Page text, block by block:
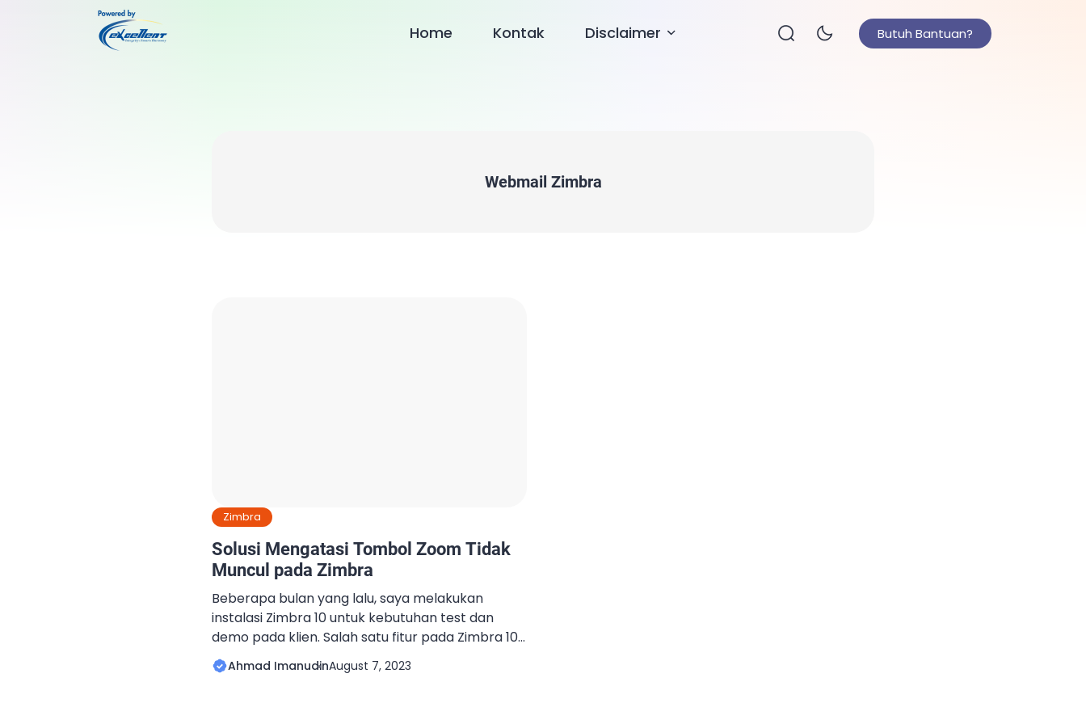
Home Kontak Disclaimer Butuh Bantuan?
Webmail Zimbra
Zimbra
Solusi Mengatasi Tombol Zoom Tidak
Muncul pada Zimbra
Beberapa bulan yang lalu, saya melakukan
instalasi Zimbra 10 untuk kebutuhan test dan
demo pada klien. Salah satu fitur pada Zimbra 10
tersebut adalah kemampuan integrasi dengan
Zoom. Fitur tersebut, sebenarnya sudah ada
Ahmad ImanudinAugust 7, 2023